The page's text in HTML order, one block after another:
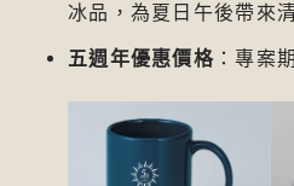
冰品，為夏日午後帶來
五週年優惠價格：專案